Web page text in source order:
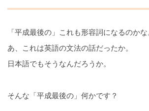
「平成最後の」これも形容詞になるのか
あ、これは英語の文法の話だったか。
日本語でもそうなんだろうか。
そんな「平成最後の」何かです？